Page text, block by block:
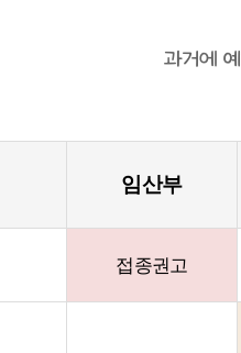
과거에
임산부
접종권고